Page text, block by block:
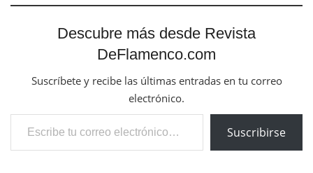
Descubre más desde Revista
DeFlamenco.com
Suscríbete y recibe las últimas entradas en tu correo
electrónico.
Escribe tu correo electrónico…
Suscribirse